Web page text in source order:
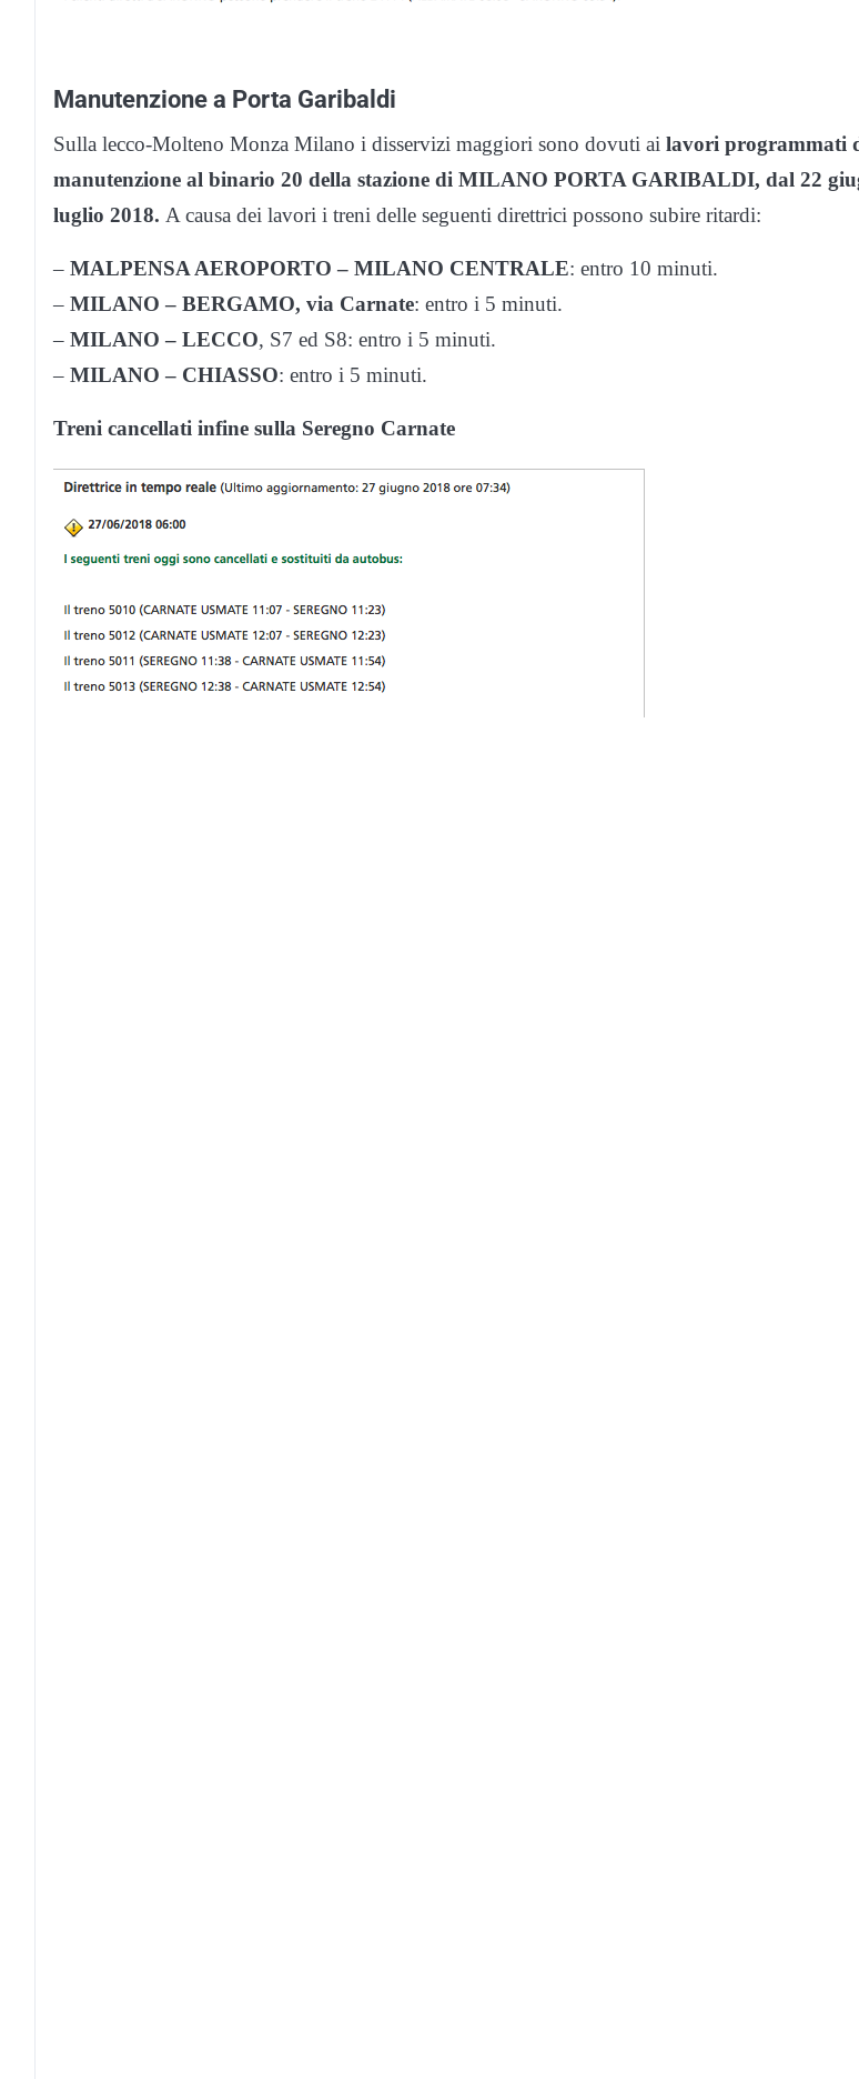
Manutenzione a Porta Garibaldi
Sulla lecco-Molteno Monza Milano i disservizi maggiori sono dovuti ai lavori programmati
manutenzione al binario 20 della stazione di MILANO PORTA GARIBALDI, dal 22
luglio 2018. A causa dei lavori i treni delle seguenti direttrici possono subire ritardi:
– MALPENSA AEROPORTO – MILANO CENTRALE: entro 10 minuti.
– MILANO – BERGAMO, via Carnate: entro i 5 minuti.
– MILANO – LECCO, S7 ed S8: entro i 5 minuti.
– MILANO – CHIASSO: entro i 5 minuti.
Treni cancellati infine sulla Seregno Carnate